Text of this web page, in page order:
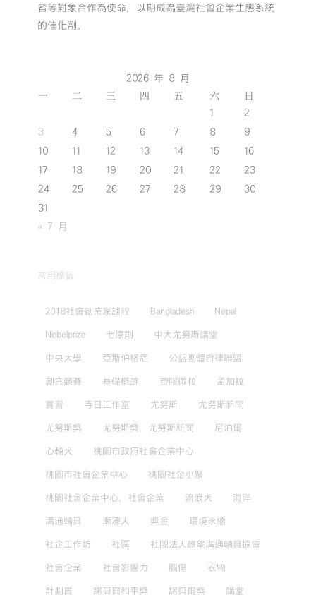
者等對象合作為使命，以期成為臺灣社會企業生態系統
的催化劑。
2026 年 8 月
一 二 三 四 五 六 日
1
2
3
4 5 6 7 8
9
10
11 12 13 14 15
16
17
18 19 20 21 22
23
24
25 26 27 28 29
30
31
« 7 月
常用標籤
2018社會創業家課程 Bangladesh Nepal
Nobelprize 七原則 中大尤努斯講堂
中央大學 亞斯伯格症 公益團體自律聯盟
創業競賽 基礎概論 塑膠微粒 孟加拉
實習 寺日工作室 尤努斯 尤努斯新聞
尤努斯獎 尤努斯獎，尤努斯新聞 尼泊爾
心輔犬 桃園市政府社會企業中心
桃園市社會企業中心 桃園社企小聚
桃園社會企業中心，社會企業 流浪犬 海洋
溝通輔具 漸凍人 獎金 環境永續
社企工作坊 社區 社團法人麒望溝通輔具協會
社會企業 社會影響力 腦傷 衣物
計劃書 諾貝爾和平獎 諾貝爾獎 講堂